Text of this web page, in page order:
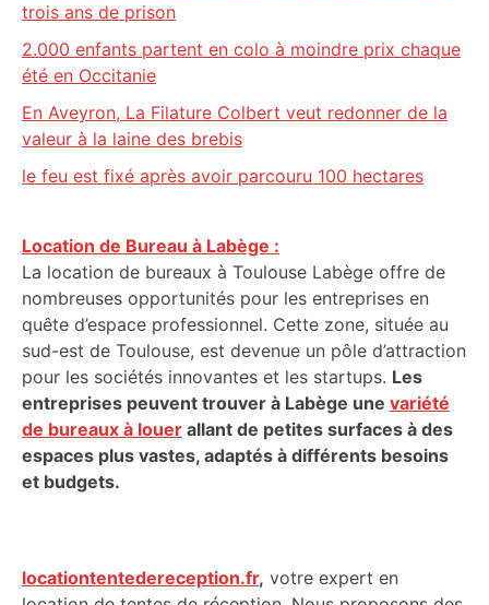
trois ans de prison
2.000 enfants partent en colo à moindre prix chaque
été en Occitanie
En Aveyron, La Filature Colbert veut redonner de la
valeur à la laine des brebis
le feu est fixé après avoir parcouru 100 hectares
Location de Bureau à Labège :
La location de bureaux à Toulouse Labège offre de
nombreuses opportunités pour les entreprises en
quête d’espace professionnel. Cette zone, située au
sud-est de Toulouse, est devenue un pôle d’attraction
pour les sociétés innovantes et les startups. Les
entreprises peuvent trouver à Labège une variété
de bureaux à louer allant de petites surfaces à des
espaces plus vastes, adaptés à différents besoins
et budgets.
locationtentedereception.fr, votre expert en